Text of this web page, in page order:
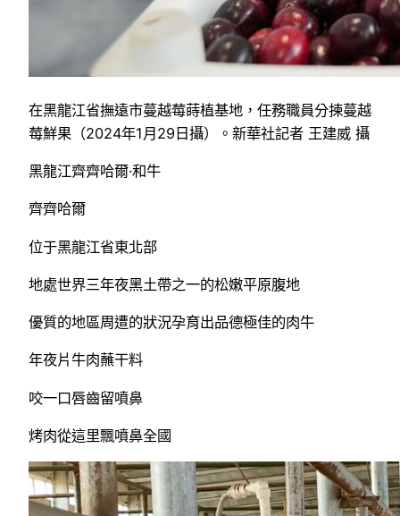
在黑龍江省撫遠市蔓越莓蒔植基地，任務職員分揀蔓越
莓鮮果（2024年1月29日攝）。新華社記者 王建威 攝
黑龍江齊齊哈爾·和牛
齊齊哈爾
位于黑龍江省東北部
地處世界三年夜黑土帶之一的松嫩平原腹地
優質的地區周遭的狀況孕育出品德極佳的肉牛
年夜片牛肉蘸干料
咬一口唇齒留噴鼻
烤肉從這里飄噴鼻全國